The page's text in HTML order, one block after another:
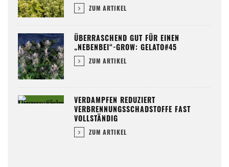
ZUM ARTIKEL
ÜBERRASCHEND GUT FÜR EINEN
„NEBENBEI“-GROW: GELATO#45
ZUM ARTIKEL
VERDAMPFEN REDUZIERT
VERBRENNUNGSSCHADSTOFFE FAST
VOLLSTÄNDIG
ZUM ARTIKEL